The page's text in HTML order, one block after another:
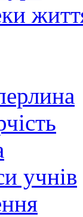
учнів